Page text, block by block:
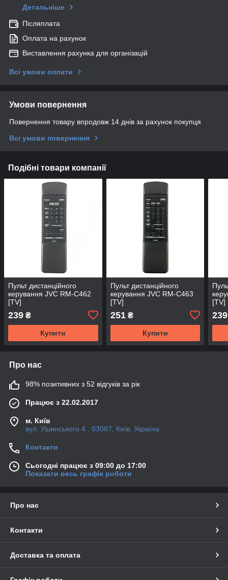
Детальніше
Післяплата
Оплата на рахунок
Виставлення рахунка для організацій
Всі умови оплати
Умови повернення
Повернення товару впродовж 14 днів за рахунок покупця
Всі умови повернення
Подібні товари компанії
Пульт дистанційного
керування JVC RM-C462
[TV]
239 ₴
Купити
Пульт дистанційного
керування JVC RM-C463
[TV]
251₴
Купити
[TV]
239
Про нас
98% позитивних з 52 відгуків за рік
Працює з 22.02.2017
м. Київ
вул. Ушинського 4 , 03087, Київ, Україна
Контакти
Сьогодні працює з 09:00 до 17:00
Показати весь графік роботи
Про нас
Контакти
Доставка та оплата